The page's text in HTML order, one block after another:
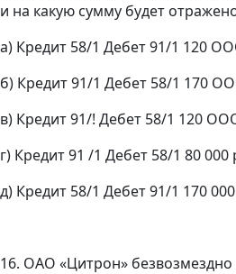
и на какую сумму будет
а) Кредит 58/1 Дебет 91/1 120
б) Кредит 91/1 Дебет 58/1 170
в) Кредит 91/! Дебет 58/1 120
г) Кредит 91 /1 Дебет 58/1 80 000
д) Кредит 58/1 Дебет 91/1 170
16. ОАО «Цитрон»